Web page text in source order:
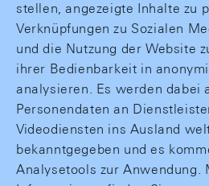
stellen, angezeigte Inhalte zu
Verknüpfungen zu Sozialen
und die Nutzung der Website
ihrer Bedienbarkeit in
analysieren. Es werden dabei
Personendaten an
Videodiensten ins Ausland
bekanntgegeben und es
Analysetools zur Anwendung.